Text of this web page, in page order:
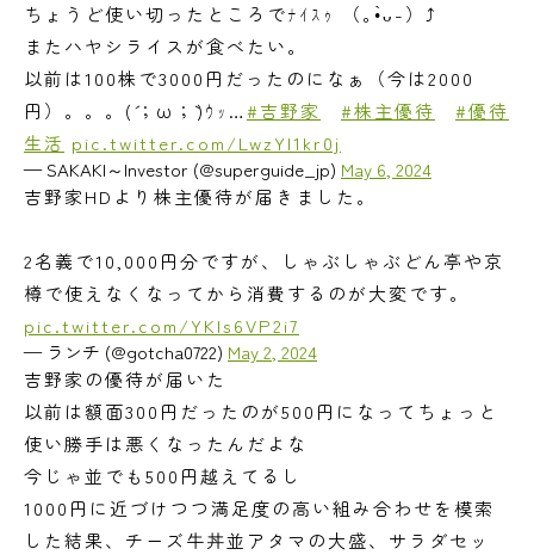
ちょうど使い切ったところでﾅｲｽｩ （｡•̀ᴗ-）⤴
またハヤシライスが食べたい。
以前は100株で3000円だったのになぁ（今は2000
円）。。。(´；ω；`)ｳｯ…#吉野家 #株主優待
#優待
生活 pic.twitter.com/LwzYI1kr0j
— SAKAKI～Investor (@superguide_jp) May 6, 2024
吉野家HDより株主優待が届きました。
2名義で10,000円分ですが、しゃぶしゃぶどん亭や京
樽で使えなくなってから消費するのが大変です。
pic.twitter.com/YKIs6VP2i7
— ランチ (@gotcha0722) May 2, 2024
吉野家の優待が届いた
以前は額面300円だったのが500円になってちょっと
使い勝手は悪くなったんだよな
今じゃ並でも500円越えてるし
1000円に近づけつつ満足度の高い組み合わせを模索
した結果、チーズ牛丼並アタマの大盛、サラダセッ